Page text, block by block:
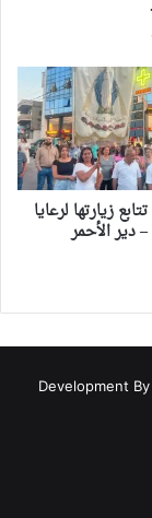
زيارتها لرعايا
دير الأحمر
Development By